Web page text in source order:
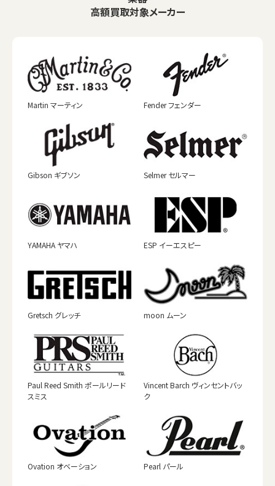
高額買取対象メーカー
Martin マーティン Fender フェンダー
Gibson ギブソン Selmer セルマー
YAMAHA ヤマハ ESP イーエスピー
Gretsch グレッチ moon ムーン
Paul Reed Smith ポールリード
スミス
Vincent Barch ヴィンセントバッ
ク
Ovation オベーション Pearl パール